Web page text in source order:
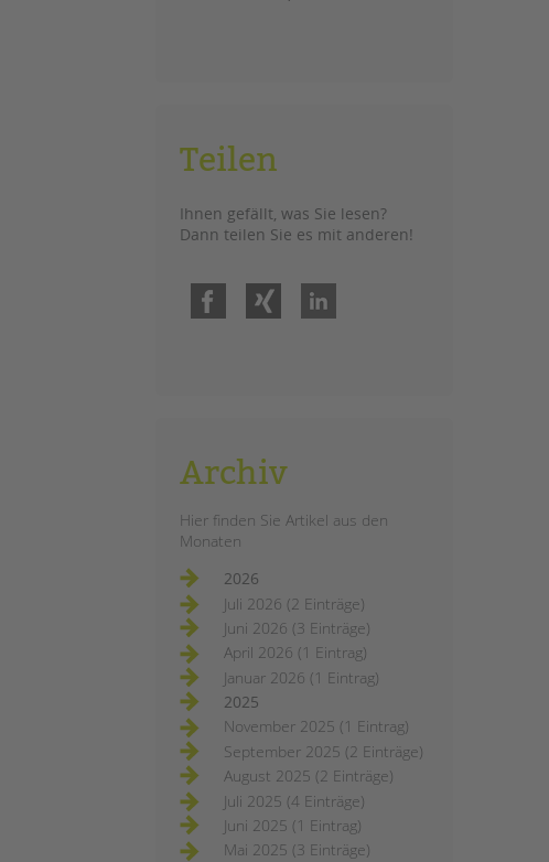
Teilen
Ihnen gefällt, was Sie lesen?
Dann teilen Sie es mit anderen!
Facebook
Archiv
Hier finden Sie Artikel aus den
Monaten
2026
Juli 2026 (2 Einträge)
Juni 2026 (3 Einträge)
April 2026 (1 Eintrag)
Januar 2026 (1 Eintrag)
2025
November 2025 (1 Eintrag)
September 2025 (2 Einträge)
August 2025 (2 Einträge)
Juli 2025 (4 Einträge)
Juni 2025 (1 Eintrag)
Mai 2025 (3 Einträge)